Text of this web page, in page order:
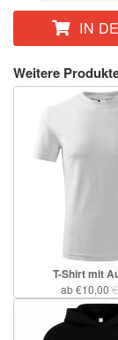
IN
Weitere
T-Shirt mit
ab €10,00